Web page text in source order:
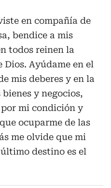
en compañía de
bendice a mis
todos reinen la
Ayúdame en el
mis deberes y en la
y negocios,
mi condición y
ocuparme de las
me olvide que mi
destino es el